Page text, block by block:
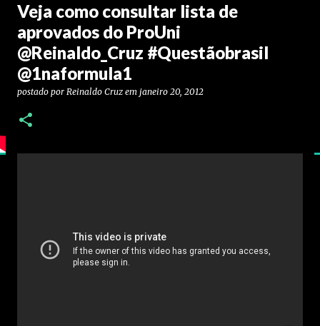
Veja como consultar lista de
aprovados do ProUni
@Reinaldo_Cruz #Questãobrasil
@1naformula1
postado por Reinaldo Cruz em janeiro 20, 2012